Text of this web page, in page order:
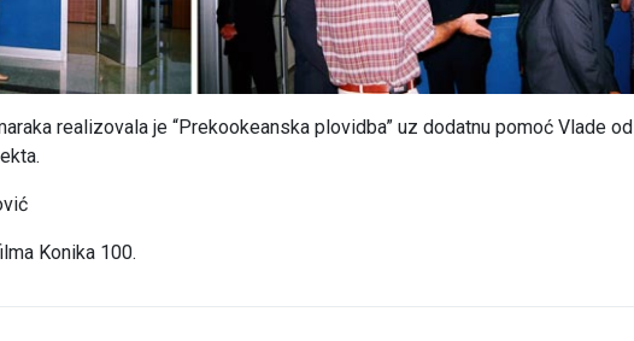
realizovala je “Prekookeanska plovidba” uz dodatnu pomoć Vlade
Konika 100.